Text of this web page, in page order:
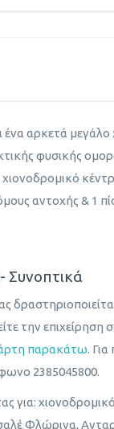
ένα αρκετά
φυσικής
αντοχής & 1
Συνοπτικά
την επιχείρηση
παρακάτω.
2385045800.
για:
Φλώρινα,